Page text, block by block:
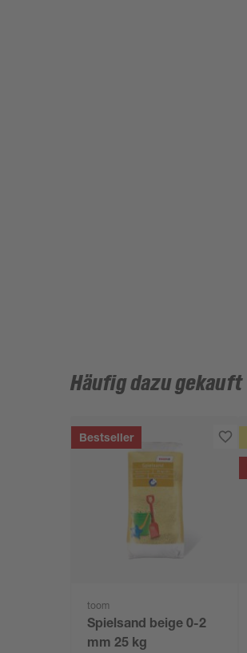
Häufig dazu gekauft
Bestseller
toom
Spielsand beige 0-2
mm 25 kg